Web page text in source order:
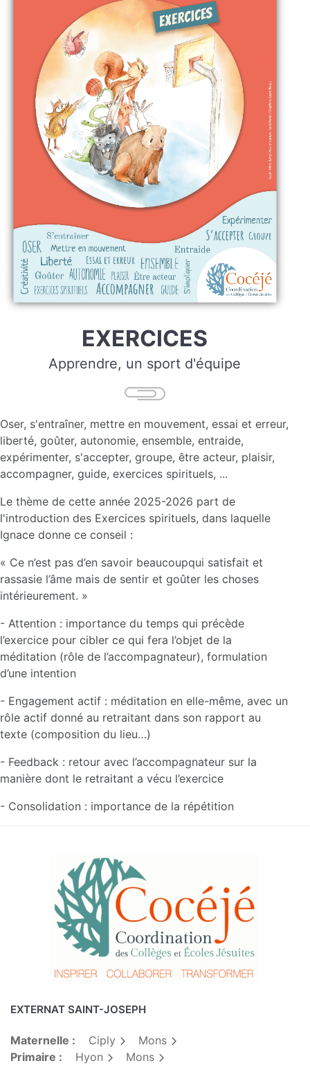
EXERCICES
Apprendre, un sport d'équipe
Oser, s'entraîner, mettre en mouvement, essai et erreur,
liberté, goûter, autonomie, ensemble, entraide,
expérimenter, s'accepter, groupe, être acteur, plaisir,
accompagner, guide, exercices spirituels, ...
Le thème de cette année 2025-2026 part de
l'introduction des Exercices spirituels, dans laquelle
Ignace donne ce conseil :
« Ce n’est pas d’en savoir beaucoupqui satisfait et
rassasie l’âme mais de sentir et goûter les choses
intérieurement. »
- Attention : importance du temps qui précède
l’exercice pour cibler ce qui fera l’objet de la
méditation (rôle de l’accompagnateur), formulation
d’une intention
- Engagement actif : méditation en elle-même, avec un
rôle actif donné au retraitant dans son rapport au
texte (composition du lieu…)
- Feedback : retour avec l’accompagnateur sur la
manière dont le retraitant a vécu l’exercice
- Consolidation : importance de la répétition
EXTERNAT SAINT-JOSEPH
Maternelle : Ciply
Mons
Primaire :
Hyon Mons